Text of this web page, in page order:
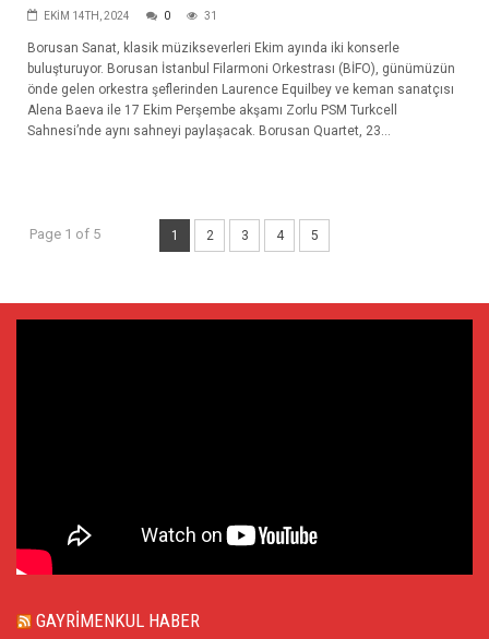
EKIM 14TH, 2024 0 31
Borusan Sanat, klasik müzikseverleri Ekim ayında iki konserle
buluşturuyor. Borusan İstanbul Filarmoni Orkestrası (BİFO), günümüzün
önde gelen orkestra şeflerinden Laurence Equilbey ve keman sanatçısı
Alena Baeva ile 17 Ekim Perşembe akşamı Zorlu PSM Turkcell
Sahnesi’nde aynı sahneyi paylaşacak. Borusan Quartet, 23...
Page 1 of 5 1 2 3 4 5
GAYRIMENKUL HABER